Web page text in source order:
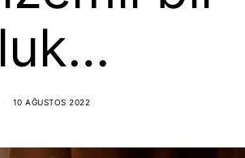
10 AĞUSTOS 2022